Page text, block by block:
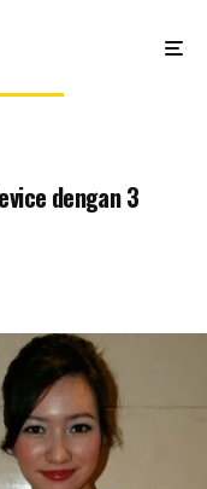
dengan 3